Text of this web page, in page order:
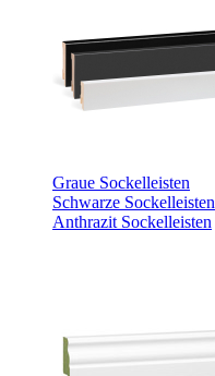
Graue Sockelleisten
Schwarze Sockelleisten
Anthrazit Sockelleisten